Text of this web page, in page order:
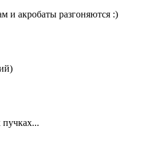
и акробаты разгоняются :)